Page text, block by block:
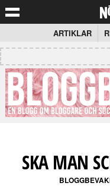
ARTIKLAR
SKA MAN